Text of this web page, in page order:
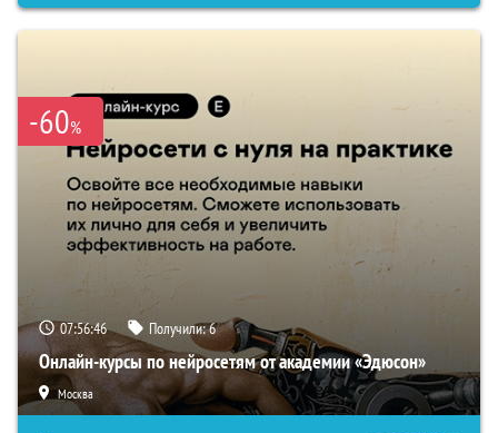
-60%
07:56:45 Получили:6
Онлайн-курсы по нейросетям от академии «Эдюсон»
Москва